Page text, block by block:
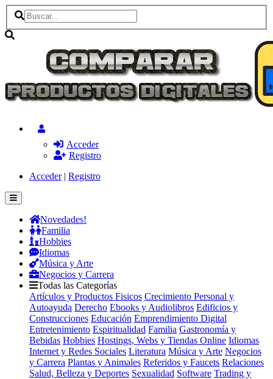
Acceder
Registro
Acceder| Registro
Novedades!
Familia
Hobbies
Idiomas
Música y Arte
Negocios y Carrera
Todas las Categorías
Artículos y Productos Fisicos Crecimiento Personal y
Autoayuda Derecho Ebooks y Audiolibros Edificios y
Construcciones Educación Emprendimiento Digital
Entretenimiento Espiritualidad Familia Gastronomía y
Bebidas Hobbies Hostings, Webs y Tiendas Online Idiomas
Internet y Redes Sociales Literatura Música y Arte Negocios
y Carrera Plantas y Animales Referidos y Faucets Relaciones
Salud, Belleza y Deportes Sexualidad Software Trading y